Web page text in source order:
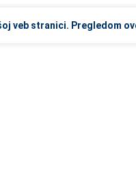
veb stranici. Pregledom